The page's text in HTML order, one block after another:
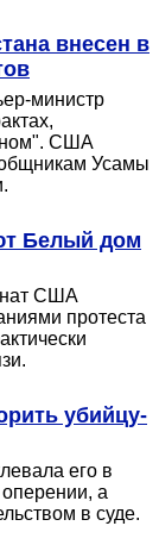
внесен в
министр
США
Усамы
Белый дом
США
протеста
убийцу-
его в
а
в суде.